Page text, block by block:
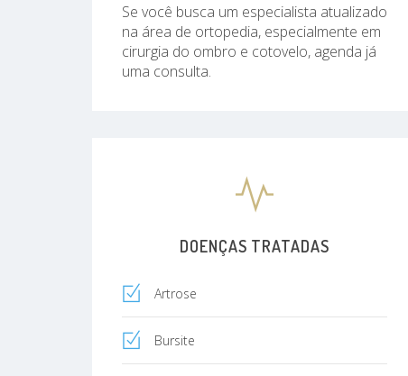
Se você busca um especialista atualizado
na área de ortopedia, especialmente em
cirurgia do ombro e cotovelo, agenda já
uma consulta.
DOENÇAS TRATADAS
Artrose
Bursite